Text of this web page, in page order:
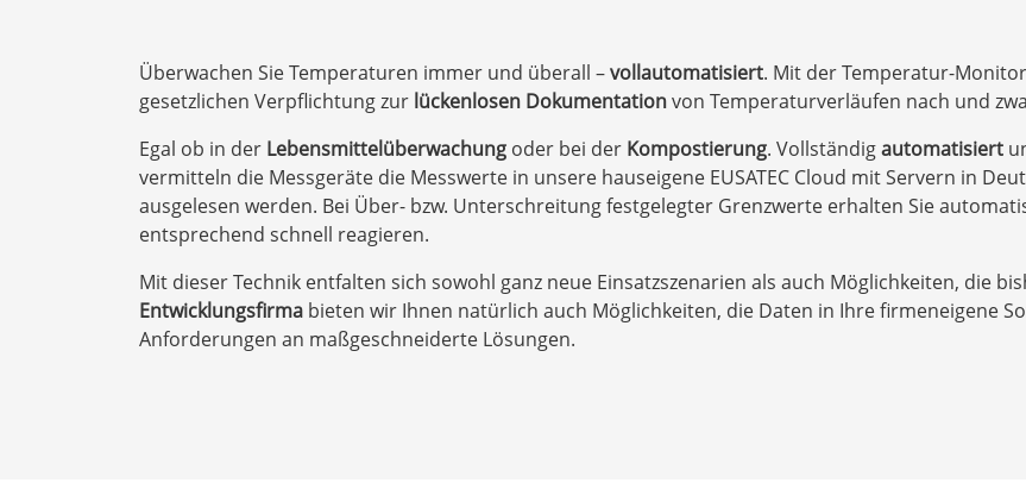
Überwachen Sie Temperaturen immer und überall –vollautomatisiert. Mit der Temperatur-
gesetzlichen Verpflichtung zur lückenlosen Dokumentationvon Temperaturverläufen nach und
Egal ob in der Lebensmittelüberwachung oder bei der Kompostierung. Vollständigautomatisiert
vermitteln die Messgeräte die Messwerte in unsere hauseigene EUSATEC Cloud mit Servern in
ausgelesen werden. Bei Über- bzw. Unterschreitung festgelegter Grenzwerte erhalten Sie
entsprechend schnell reagieren.
Mit dieser Technik entfalten sich sowohl ganz neue Einsatzszenarien als auch Möglichkeiten, die
Entwicklungsfirma bieten wir Ihnen natürlich auch Möglichkeiten, die Daten in Ihre firmeneigene
Anforderungen an maßgeschneiderte Lösungen.